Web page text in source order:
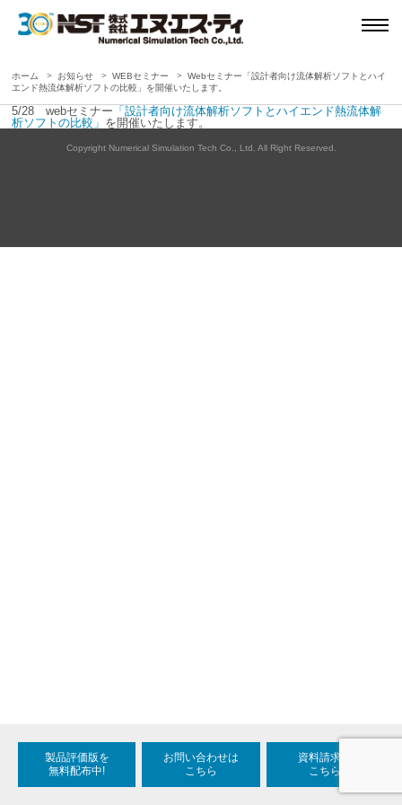
ホーム お知らせ WEBセミナー
Webセミナー「設計者向け流体解析ソフトとハイ
エンド熱流体解析ソフトの比較」を開催いたします。
5/28 webセミナー 「設計者向け流体解析ソフトとハイエンド熱流体解
析ソフトの比較」 を開催いたします。
Copyright Numerical Simulation Tech Co., Ltd. All Right Reserved.
製品評価版を
無料配布中!
お問い合わせは
こちら
資料請求は
こちら